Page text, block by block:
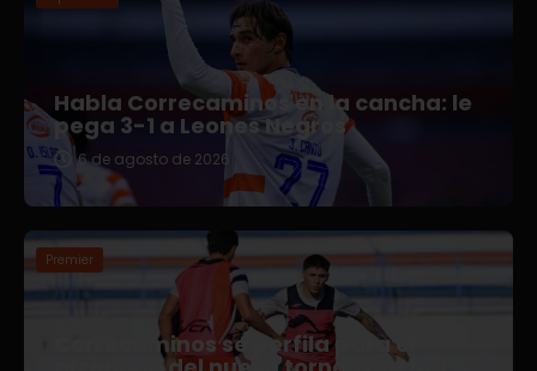
Habla Correcaminos en la cancha: le
pega 3-1 a Leones Negros
6 de agosto de 2026
Premier
Correcaminos se perfila para el